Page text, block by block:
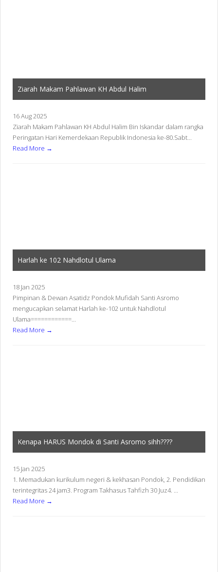
Ziarah Makam Pahlawan KH Abdul Halim
16 Aug 2025
Ziarah Makam Pahlawan KH Abdul Halim Bin Iskandar dalam rangka
Peringatan Hari Kemerdekaan Republik Indonesia ke-80.Sabt...
Read More →
Harlah ke 102 Nahdlotul Ulama
18 Jan 2025
Pimpinan & Dewan Asatidz Pondok Mufidah Santi Asromo
mengucapkan selamat Harlah ke-102 untuk Nahdlotul
Ulama============...
Read More →
Kenapa HARUS Mondok di Santi Asromo sihh????
15 Jan 2025
1. Memadukan kurikulum negeri & kekhasan Pondok, 2. Pendidikan
terintegritas 24 jam3. Program Takhasus Tahfizh 30 Juz4. ...
Read More →